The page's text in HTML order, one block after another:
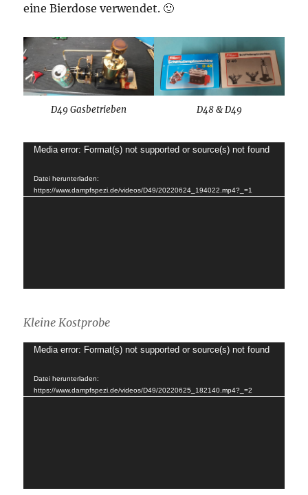
eine Bierdose verwendet. 🙂
D49 Gasbetrieben D48 & D49
Video-
Media error: Format(s) not supported or source(s) not found
Datei herunterladen:
https://www.dampfspezi.de/videos/D49/20220624_194022.mp4?_=1
Kleine Kostprobe
Video-
Media error: Format(s) not supported or source(s) not found
Datei herunterladen:
https://www.dampfspezi.de/videos/D49/20220625_182140.mp4?_=2